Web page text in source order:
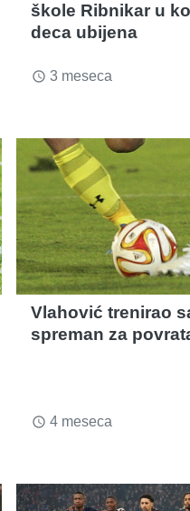
škole Ribnikar u
deca ubijena
access_time 3 meseca
Vlahović trenirao
spreman za
access_time 4 meseca